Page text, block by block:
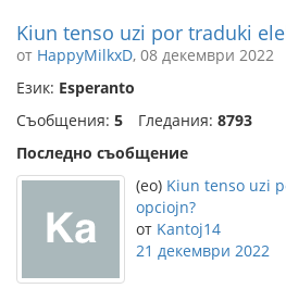
Kiun tenso uzi por traduki
от HappyMilkxD, 08 декември 2022
Език: Esperanto
Съобщения: 5 Гледания: 8793
Последно съобщение
(eo) Kiun tenso uzi
opciojn?
от Kantoj14
21 декември 2022